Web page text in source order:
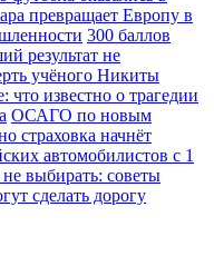
превращает Европу в
300 баллов
результат не
учёного Никиты
что известно о трагедии
ОСАГО по новым
страховка начнёт
автомобилистов с 1
выбирать: советы
сделать дорогу